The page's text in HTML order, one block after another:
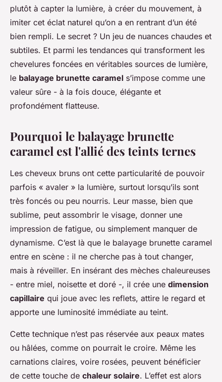
Isambard•27/03/2026 10:08 •8 min de lecture
plutôt à capter la lumière, à créer du mouvement, à
imiter cet éclat naturel qu’on a en rentrant d’un été
bien rempli. Le secret ? Un jeu de nuances chaudes et
subtiles. Et parmi les tendances qui transforment les
chevelures foncées en véritables sources de lumière,
le balayage brunette caramel s’impose comme une
valeur sûre - à la fois douce, élégante et
profondément flatteuse.
Pourquoi le balayage brunette
caramel est l'allié des teints ternes
Les cheveux bruns ont cette particularité de pouvoir
parfois « avaler » la lumière, surtout lorsqu’ils sont
très foncés ou peu nourris. Leur masse, bien que
sublime, peut assombrir le visage, donner une
impression de fatigue, ou simplement manquer de
dynamisme. C’est là que le balayage brunette caramel
entre en scène : il ne cherche pas à tout changer,
mais à réveiller. En insérant des mèches chaleureuses
- entre miel, noisette et doré -, il crée une dimension
capillaire qui joue avec les reflets, attire le regard et
apporte une luminosité immédiate au teint.
Cette technique n’est pas réservée aux peaux mates
ou hâlées, comme on pourrait le croire. Même les
carnations claires, voire rosées, peuvent bénéficier
de cette touche de chaleur solaire. L’effet est alors